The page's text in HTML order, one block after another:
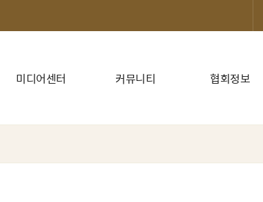
미디어센터 커뮤니티 협회정보